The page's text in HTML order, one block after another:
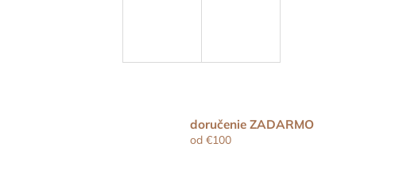
doručenie ZADARMO
od €100